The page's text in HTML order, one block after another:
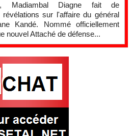
Madiambal Diagne fait de
révélations sur l'affaire du général
Kandé. Nommé officiellement
nouvel Attaché de défense...